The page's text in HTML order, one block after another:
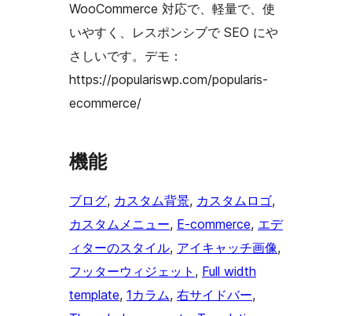
WooCommerce 対応で、軽量で、使
いやすく、レスポンシブで SEO にや
さしいです。デモ：
https://populariswp.com/popularis-
ecommerce/
機能
ブログ, カスタム背景, カスタムロゴ
カスタムメニュー, E-commerce, エデ
ィターのスタイル, アイキャッチ画像
フッターウィジェット , Full width
template, 1カラム, 右サイドバー